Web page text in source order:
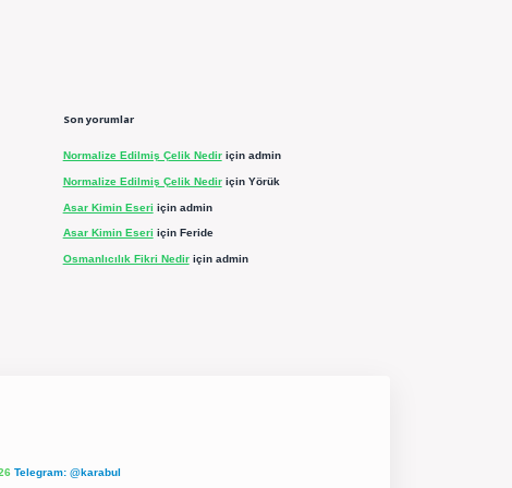
Son yorumlar
Normalize Edilmiş Çelik Nediriçin admin
Normalize Edilmiş Çelik Nediriçin Yörük
Asar Kimin Eseri için admin
Asar Kimin Eseri için Feride
Osmanlıcılık Fikri Nediriçin admin
Telegram: @karabul